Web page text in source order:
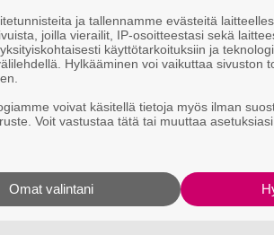
ja tallennamme evästeitä
joilla vierailit, IP-osoitteestasi sekä
käyttötarkoituksiin ja
Hylkääminen voi vaikuttaa sivuston
voivat käsitellä tietoja myös ilman
Voit vastustaa tätä tai muuttaa
Omat valintani